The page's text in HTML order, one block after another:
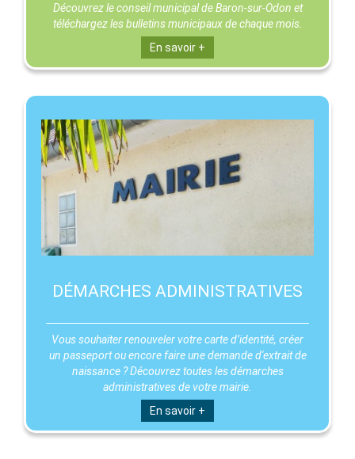
Découvrez le conseil municipal de Baron-sur-Odon et
téléchargez les bulletins municipaux de chaque mois.
En savoir +
DÉMARCHES ADMINISTRATIVES
Vous souhaiter renouveler votre carte d’identité, créer
un passeport ou encore faire une demande d'extrait de
naissance ? Découvrez toutes les démarches
administratives de votre mairie.
En savoir +